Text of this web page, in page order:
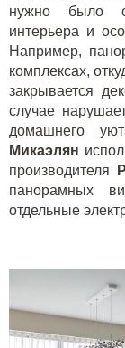
нужно было
интерьера и
Например,
комплексах,
закрывается
случае
домашнего
Микаэлян
производителя
панорамных
отдельные